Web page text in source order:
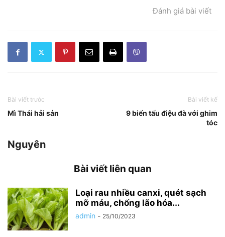
Đánh giá bài viết
Bài viết trước
Mì Thái hải sản
Bài viết kế
9 biến tấu điệu đà với ghim
tóc
Nguyên
Bài viết liên quan
Loại rau nhiều canxi, quét sạch
mỡ máu, chống lão hóa...
admin - 25/10/2023